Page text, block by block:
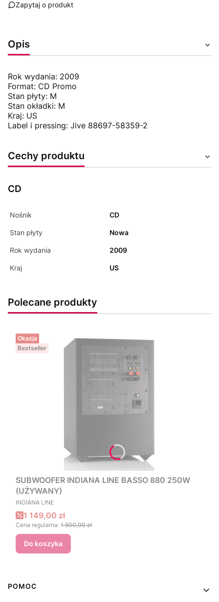
Zapytaj o produkt
Opis
Rok wydania: 2009
Format: CD Promo
Stan płyty: M
Stan okładki: M
Kraj: US
Label i pressing: Jive 88697-58359-2
Cechy produktu
CD
Nośnik CD
Stan płyty Nowa
Rok wydania 2009
Kraj US
Polecane produkty
Okazja
Bestseller
SUBWOOFER INDIANA LINE BASSO 880 250W
(UŻYWANY)
PRODUCENT
INDIANA LINE
Cena promocyjna
1 149,00 zł
Cena regularna: 1 500,00 zł
Do koszyka
Linki w stopce
POMOC